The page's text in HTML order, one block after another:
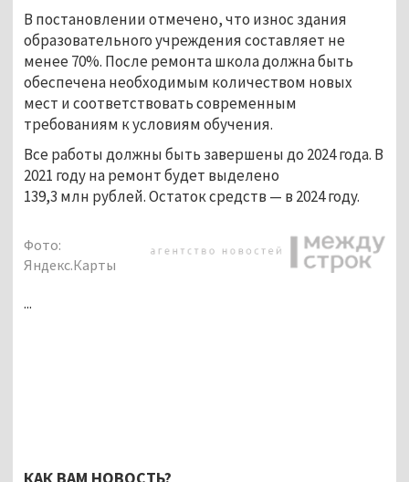
В постановлении отмечено, что износ здания
образовательного учреждения составляет не
менее 70%. После ремонта школа должна быть
обеспечена необходимым количеством новых
мест и соответствовать современным
требованиям к условиям обучения.
Все работы должны быть завершены до 2024 года. В
2021 году на ремонт будет выделено
139,3 млн рублей. Остаток средств — в 2024 году.
Фото:
Яндекс.Карты
...
КАК ВАМ НОВОСТЬ?